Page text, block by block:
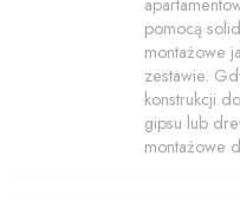
pomocą
montażowe
zestawie.
konstrukcji
gipsu lub
montażowe